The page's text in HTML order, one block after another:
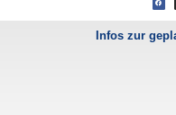
Infos zur